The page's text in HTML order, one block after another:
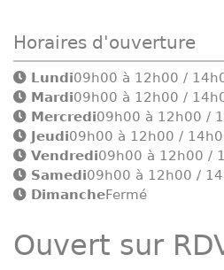
Horaires d'ouverture
Lundi09h00 à 12h00 /
Mardi09h00 à 12h00 /
Mercredi09h00 à 12h00 /
Jeudi09h00 à 12h00 /
Vendredi09h00 à 12h00 /
Samedi09h00 à 12h00 /
DimancheFermé
Ouvert sur